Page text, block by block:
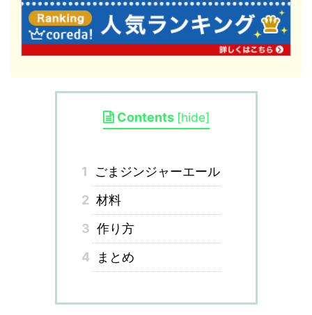
Contents [hide]
1
ごまジンジャーエール
2 材料
3 作り方
4
まとめ